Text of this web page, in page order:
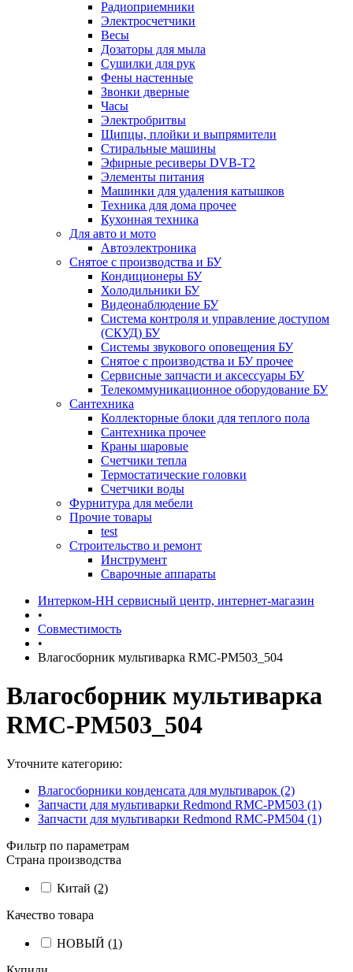
Радиоприемники
Электросчетчики
Весы
Дозаторы для мыла
Сушилки для рук
Фены настенные
Звонки дверные
Часы
Электробритвы
Щипцы, плойки и выпрямители
Стиральные машины
Эфирные ресиверы DVB-T2
Элементы питания
Машинки для удаления катышков
Техника для дома прочее
Кухонная техника
Для авто и мото
Автоэлектроника
Снятое с производства и БУ
Кондиционеры БУ
Холодильники БУ
Видеонаблюдение БУ
Система контроля и управление доступом
(СКУД) БУ
Системы звукового оповещения БУ
Снятое с производства и БУ прочее
Сервисные запчасти и аксессуары БУ
Телекоммуникационное оборудование БУ
Сантехника
Коллекторные блоки для теплого пола
Сантехника прочее
Краны шаровые
Счетчики тепла
Термоcтатические головки
Счетчики воды
Фурнитура для мебели
Прочие товары
test
Строительство и ремонт
Инструмент
Сварочные аппараты
Интерком-НН сервисный центр, интернет-магазин
•
Совместимость
•
Влагосборник мультиварка RMC-PM503_504
Влагосборник мультиварка
RMC-PM503_504
Уточните категорию:
Влагосборники конденсата для мультиварок (2)
Запчасти для мультиварки Redmond RMC-PM503 (1)
Запчасти для мультиварки Redmond RMC-PM504 (1)
Фильтр по параметрам
Страна производства
Китай (2)
Качество товара
НОВЫЙ (1)